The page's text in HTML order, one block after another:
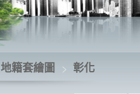
地籍套繪圖 彰化